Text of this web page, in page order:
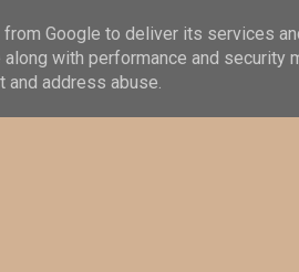
Google to deliver its services
along with performance and
address abuse.